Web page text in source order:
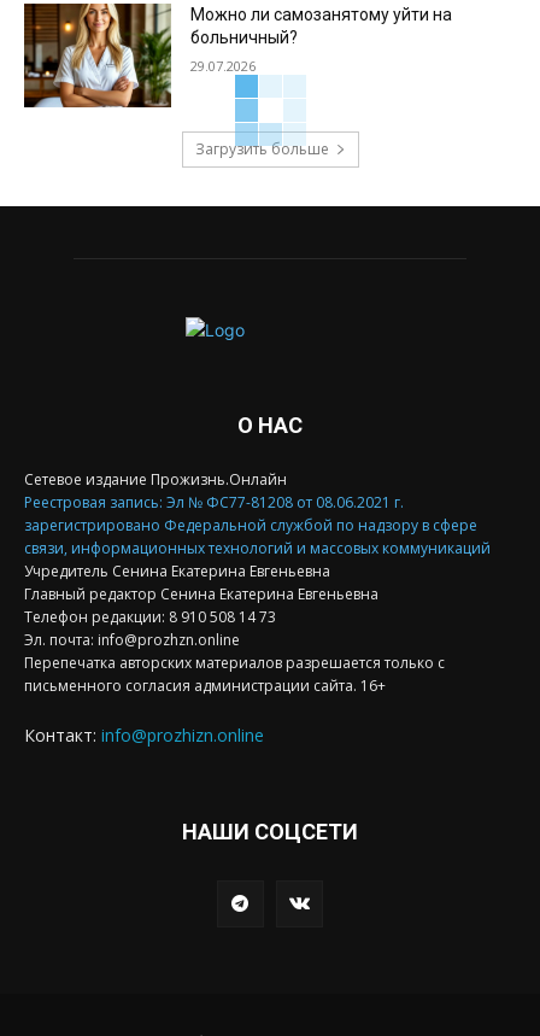
Можно ли самозанятому уйти на
больничный?
29.07.2026
Загрузить больше
О НАС
Сетевое издание Прожизнь.Онлайн
Реестровая запись: Эл № ФС77-81208 от 08.06.2021 г.
зарегистрировано Федеральной службой по надзору в сфере
связи, информационных технологий и массовых коммуникаций
Учредитель Сенина Екатерина Евгеньевна
Главный редактор Сенина Екатерина Евгеньевна
Телефон редакции: 8 910 508 14 73
Эл. почта: info@prozhzn.online
Перепечатка авторских материалов разрешается только с
письменного согласия администрации сайта. 16+
Контакт: info@prozhizn.online
НАШИ СОЦСЕТИ